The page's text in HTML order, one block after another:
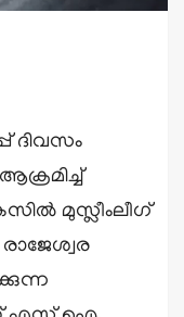
ദിവസം
മുസ്ലീംലീഗ്